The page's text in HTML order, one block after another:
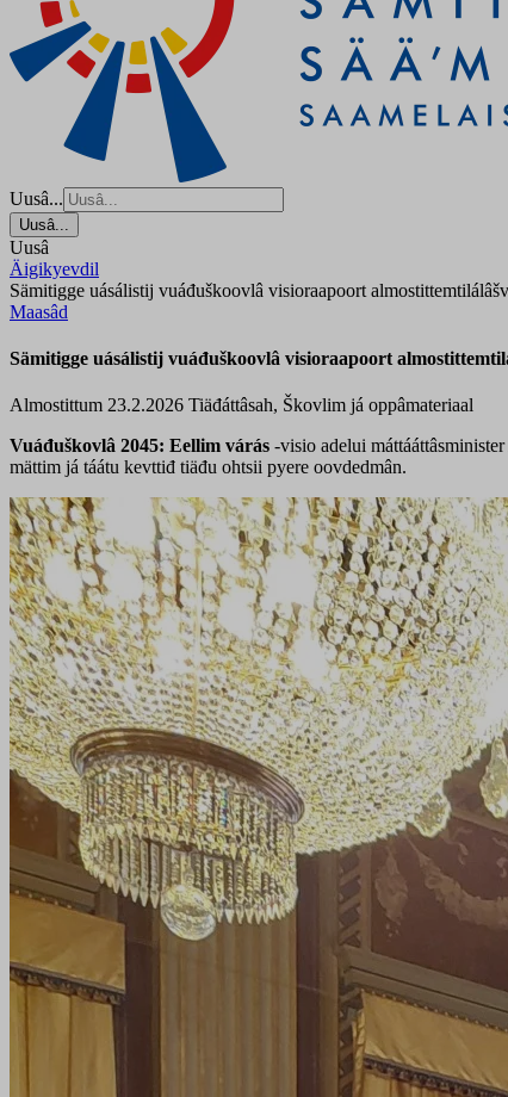
Uusâ...
Uusâ...
Uusâ
Äigikyevdil
Sämitigge uásálistij vuáđuškoovlâ visioraapoort
Maasâd
Sämitigge uásálistij vuáđuškoovlâ visioraapoort
Almostittum 23.2.2026 Tiäđáttâsah, Škovlim já oppâmateriaal
Vuáđuškovlâ 2045: Eellim várás -visio adelui
mättim já táátu kevttiđ tiäđu ohtsii pyere oovdedmân.